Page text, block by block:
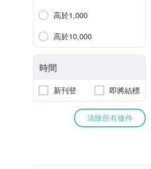
高於1,000
高於10,000
時間
新刊登 即將結標
清除所有條件